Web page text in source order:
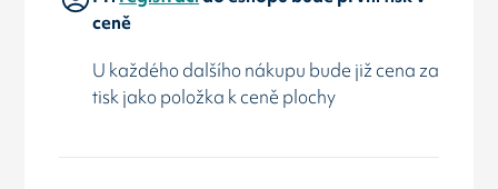
ceně
U každého dalšího nákupu bude již cena za
tisk jako položka k ceně plochy